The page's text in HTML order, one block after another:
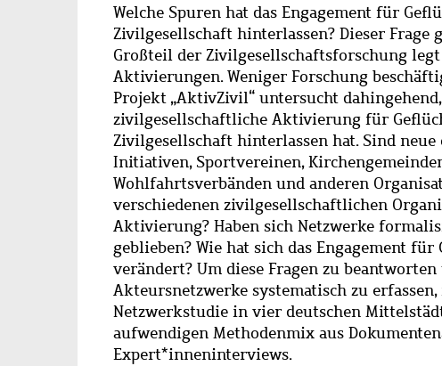
Welche Spuren hat das Engagement für
Zivilgesellschaft hinterlassen? Dieser Frage
Großteil der Zivilgesellschaftsforschung
Aktivierungen. Weniger Forschung
Projekt „AktivZivil“ untersucht
zivilgesellschaftliche Aktivierung für
Zivilgesellschaft hinterlassen hat. Sind
Initiativen, Sportvereinen,
Wohlfahrtsverbänden und anderen
verschiedenen zivilgesellschaftlichen
Aktivierung? Haben sich Netzwerke
geblieben? Wie hat sich das Engagement
verändert? Um diese Fragen zu
Akteursnetzwerke systematisch zu
Netzwerkstudie in vier deutschen
aufwendigen Methodenmix aus
Expert*inneninterviews.